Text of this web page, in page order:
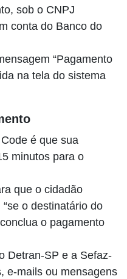
sob o CNPJ
conta do Banco do
“Pagamento
na tela do sistema
é que sua
minutos para o
que o cidadão
o destinatário do
o pagamento
Detran-SP e a Sefaz-
e-mails ou mensagens